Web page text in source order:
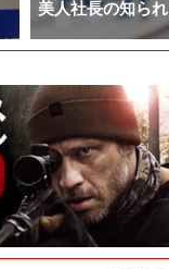
美人社長の知ら